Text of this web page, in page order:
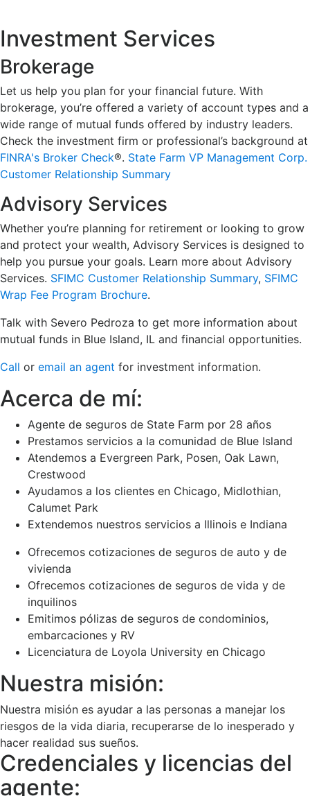
Investment Services
Brokerage
Let us help you plan for your financial future. With
brokerage, you’re offered a variety of account types and a
wide range of mutual funds offered by industry leaders.
Check the investment firm or professional’s background at
FINRA's Broker Check®. State Farm VP Management Corp.
Customer Relationship Summary
Advisory Services
Whether you’re planning for retirement or looking to grow
and protect your wealth, Advisory Services is designed to
help you pursue your goals. Learn more about Advisory
Services. SFIMC Customer Relationship Summary, SFIMC
Wrap Fee Program Brochure.
Talk with Severo Pedroza to get more information about
mutual funds in Blue Island, IL and financial opportunities.
Call or email an agent for investment information.
Acerca de mí:
Agente de seguros de State Farm por 28 años
Prestamos servicios a la comunidad de Blue Island
Atendemos a Evergreen Park, Posen, Oak Lawn,
Crestwood
Ayudamos a los clientes en Chicago, Midlothian,
Calumet Park
Extendemos nuestros servicios a Illinois e Indiana
Ofrecemos cotizaciones de seguros de auto y de
vivienda
Ofrecemos cotizaciones de seguros de vida y de
inquilinos
Emitimos pólizas de seguros de condominios,
embarcaciones y RV
Licenciatura de Loyola University en Chicago
Nuestra misión:
Nuestra misión es ayudar a las personas a manejar los
riesgos de la vida diaria, recuperarse de lo inesperado y
hacer realidad sus sueños.
Credenciales y licencias del
agente: